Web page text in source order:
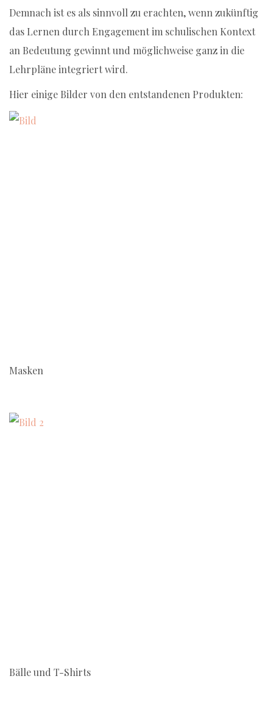
Demnach ist es als sinnvoll zu erachten, wenn zukünftig
das Lernen durch Engagement im schulischen Kontext
an Bedeutung gewinnt und möglichweise ganz in die
Lehrpläne integriert wird.
Hier einige Bilder von den entstandenen Produkten:
Masken
Bälle und T-Shirts